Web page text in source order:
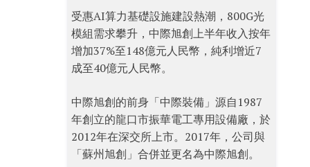
受惠AI算力基礎設施建設熱潮，800G光
模組需求攀升，中際旭創上半年收入按年
增加37%至148億元人民幣，純利增近7
成至40億元人民幣。
中際旭創的前身「中際裝備」源自1987
年創立的龍口市振華電工專用設備廠，於
2012年在深交所上市。2017年，公司與
「蘇州旭創」合併並更名為中際旭創。